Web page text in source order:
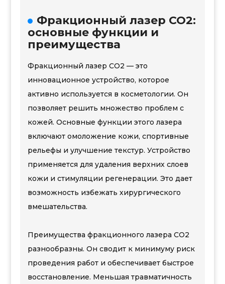
Фракционный лазер CO2:
основные функции и
преимущества
Фракционный лазер CO2 — это
инновационное устройство, которое
активно используется в косметологии. Он
позволяет решить множество проблем с
кожей. Основные функции этого лазера
включают омоложение кожи, спортивные
рельефы и улучшение текстур. Устройство
применяется для удаления верхних слоев
кожи и стимуляции регенерации. Это дает
возможность избежать хирургического
вмешательства.
Преимущества фракционного лазера CO2
разнообразны. Он сводит к минимуму риск
проведения работ и обеспечивает быстрое
восстановление. Меньшая травматичность